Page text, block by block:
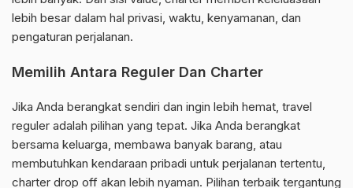
lebih besar dalam hal privasi, waktu, kenyamanan, dan
pengaturan perjalanan.
Memilih Antara Reguler Dan Charter
Jika Anda berangkat sendiri dan ingin lebih hemat, travel
reguler adalah pilihan yang tepat. Jika Anda berangkat
bersama keluarga, membawa banyak barang, atau
membutuhkan kendaraan pribadi untuk perjalanan tertentu,
charter drop off akan lebih nyaman. Pilihan terbaik tergantung